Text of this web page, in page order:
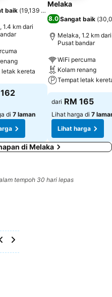
baik (19,139 penilaian
1.4 km dari
letak kereta
di 7 laman
Melaka
8.0 Sangat baik (
Melaka, 1.2 km dari
Pusat bandar
WiFi percuma
Kolam renang
Tempat letak
dari RM 165
Lihat harga di 7
Lihat harga
di Melaka
tempoh 30 hari lepas